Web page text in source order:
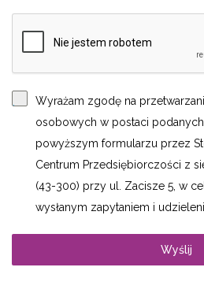
Wyrażam zgodę na
osobowych w postaci
powyższym formularzu przez
Centrum Przedsiębiorczości z
(43-300) przy ul. Zacisze 5, w
wysłanym zapytaniem i
Wyślij